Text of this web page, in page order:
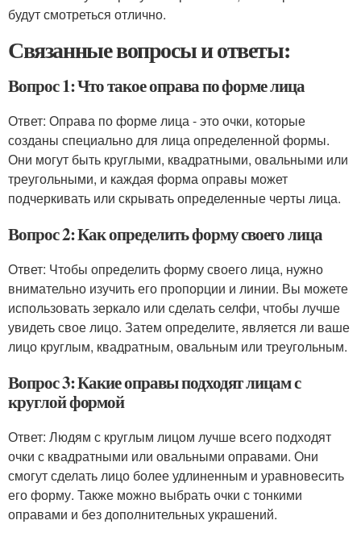
будут смотреться отлично.
Связанные вопросы и ответы:
Вопрос 1: Что такое оправа по форме лица
Ответ: Оправа по форме лица - это очки, которые
созданы специально для лица определенной формы.
Они могут быть круглыми, квадратными, овальными или
треугольными, и каждая форма оправы может
подчеркивать или скрывать определенные черты лица.
Вопрос 2: Как определить форму своего лица
Ответ: Чтобы определить форму своего лица, нужно
внимательно изучить его пропорции и линии. Вы можете
использовать зеркало или сделать селфи, чтобы лучше
увидеть свое лицо. Затем определите, является ли ваше
лицо круглым, квадратным, овальным или треугольным.
Вопрос 3: Какие оправы подходят лицам с
круглой формой
Ответ: Людям с круглым лицом лучше всего подходят
очки с квадратными или овальными оправами. Они
смогут сделать лицо более удлиненным и уравновесить
его форму. Также можно выбрать очки с тонкими
оправами и без дополнительных украшений.